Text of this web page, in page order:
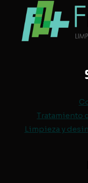
Tratamiento
Limpieza y